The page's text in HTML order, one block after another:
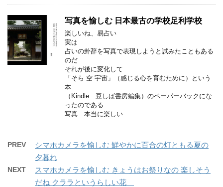
写真を愉しむ 日本最古の学校足利学校
楽しいね、易占い
実は
占いの卦辞を写真で表現しようと試みたこともある
のだ
それが後に変化して
「そら 空 宇宙」（感じる心を育むために）という
本
（Kindle 豆しば書房編集）のペーパーバックにな
ったのである
写真 本当に楽しい
PREV
シマホカメラを愉しむ 鮮やかに百合の灯ともる夏の
夕暮れ
NEXT
スマホカメラを愉しむ きょうはお祭りなの 楽しそう
だね クララというらしい花